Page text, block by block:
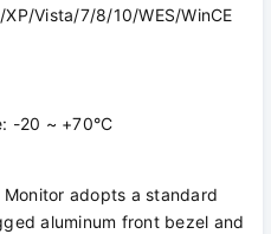
Vista/7/8/10/WES/WinCE
-20 ~ +70°C
adopts a standard
aluminum front bezel and